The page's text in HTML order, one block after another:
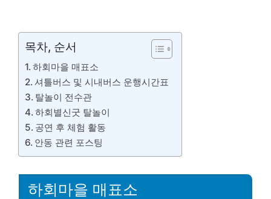
목차, 순서
하회마을 매표소
셔틀버스 및 시내버스 운행시간표
탈놀이 전수관
하회별신굿 탈놀이
공연 후 체험 활동
안동 관련 포스팅
하회마을 매표소